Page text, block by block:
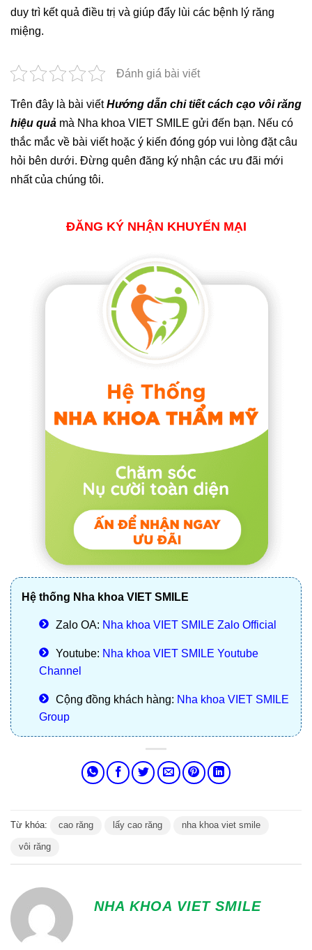
duy trì kết quả điều trị và giúp đẩy lùi các bệnh lý răng
miệng.
Đánh giá bài viết
Trên đây là bài viếtHướng dẫn chi tiết cách cạo vôi răng
hiệu quả mà Nha khoa VIET SMILE gửi đến bạn. Nếu có
thắc mắc về bài viết hoặc ý kiến đóng góp vui lòng đặt câu
hỏi bên dưới. Đừng quên đăng ký nhận các ưu đãi mới
nhất của chúng tôi.
ĐĂNG KÝ NHẬN KHUYẾN MẠI
Hệ thống Nha khoa VIET SMILE
Zalo OA: Nha khoa VIET SMILE Zalo Official
Youtube: Nha khoa VIET SMILE Youtube
Channel
Cộng đồng khách hàng: Nha khoa VIET SMILE
Group
Từ khóa: cao răng lấy cao răng nha khoa viet smile
vôi răng
NHA KHOA VIET SMILE